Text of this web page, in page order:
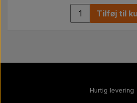
Tilføj til
Hurtig levering